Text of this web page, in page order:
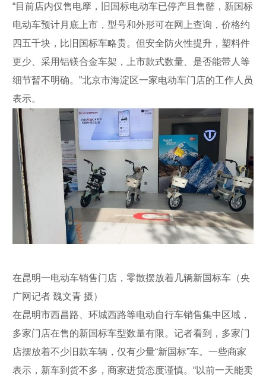
“目前店内仅售电摩，旧国标电动车已停产且售罄，新国标
电动车预计月底上市，型号和外形可在网上查询，价格约
四五千块，比旧国标车略贵。但安全防火性提升，塑料件
更少、采用铝镁合金车架，上市款式数量、是否能带人等
细节暂不明确。”北京市海淀区一家电动车门店的工作人员
表示。
在昆明一电动车销售门店，零散摆放着几辆新国标车（央
广网记者 魏文青 摄）
在昆明市西昌路、环城西路等电动自行车销售集中区域，
多家门店在售的新国标车型数量有限。记者看到，多家门
店摆放着不少旧款车辆，仅有少量“新国标”车。一些商家
表示，新车到货不多，商家进货态度谨慎。“以前一天能卖